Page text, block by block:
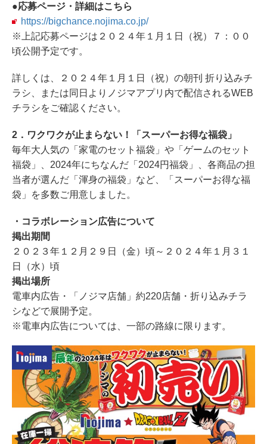
●応募ページ・詳細はこちら
https://bigchance.nojima.co.jp/
※上記応募ページは２０２４年１月１日（祝）７：００
頃公開予定です。
詳しくは、２０２４年１月１日（祝）の朝刊 折り込みチ
ラシ、または同日よりノジマアプリ内で配信されるWEB
チラシをご確認ください。
2．ワクワクが止まらない！「スーパーお得な福袋」
毎年大人気の「家電のセット福袋」や「ゲームのセット
福袋」、2024年にちなんだ「2024円福袋」、各商品の担
当者が選んだ「渾身の福袋」など、「スーパーお得な福
袋」を多数ご用意しました。
・コラボレーション広告について
掲出期間
２０２３年１２月２９日（金）頃～２０２４年１月３１
日（水）頃
掲出場所
電車内広告・「ノジマ店舗」約220店舗・折り込みチラ
シなどで展開予定。
※電車内広告については、一部の路線に限ります。